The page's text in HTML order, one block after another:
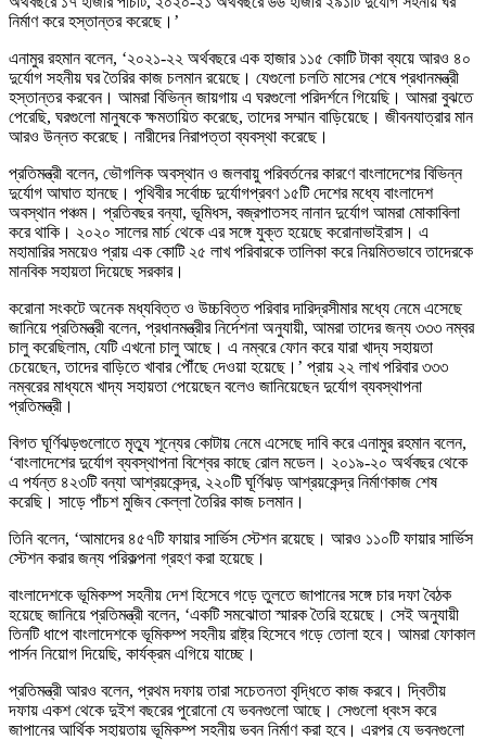
নির্মাণ করে হস্তান্তর করেছে।’
এনামুর রহমান বলেন, ‘২০২১-২২ অর্থবছরে এক হাজার ১১৫ কোটি টাকা ব্যয়ে আরও ৪০
দুর্যোগ সহনীয় ঘর তৈরির কাজ চলমান রয়েছে। যেগুলো চলতি মাসের শেষে প্রধানমন্ত্রী
হস্তান্তর করবেন। আমরা বিভিন্ন জায়গায় এ ঘরগুলো পরিদর্শনে গিয়েছি। আমরা বুঝতে
পেরেছি, ঘরগুলো মানুষকে ক্ষমতায়িত করেছে, তাদের সম্মান বাড়িয়েছে। জীবনযাত্রার মান
আরও উন্নত করেছে। নারীদের নিরাপত্তা ব্যবস্থা করেছে।
প্রতিমন্ত্রী বলেন, ভৌগলিক অবস্থান ও জলবায়ু পরিবর্তনের কারণে বাংলাদেশের বিভিন্ন
দুর্যোগ আঘাত হানছে। পৃথিবীর সর্বোচ্চ দুর্যোগপ্রবণ ১৫টি দেশের মধ্যে বাংলাদেশ
অবস্থান পঞ্চম। প্রতিবছর বন্যা, ভূমিধস, বজ্রপাতসহ নানান দুর্যোগ আমরা মোকাবিলা
করে থাকি। ২০২০ সালের মার্চ থেকে এর সঙ্গে যুক্ত হয়েছে করোনাভাইরাস। এ
মহামারির সময়েও প্রায় এক কোটি ২৫ লাখ পরিবারকে তালিকা করে নিয়মিতভাবে তাদেরকে
মানবিক সহায়তা দিয়েছে সরকার।
করোনা সংকটে অনেক মধ্যবিত্ত ও উচ্চবিত্ত পরিবার দারিদ্রসীমার মধ্যে নেমে এসেছে
জানিয়ে প্রতিমন্ত্রী বলেন, প্রধানমন্ত্রীর নির্দেশনা অনুযায়ী, আমরা তাদের জন্য ৩৩৩ নম্বর
চালু করেছিলাম, যেটি এখনো চালু আছে। এ নম্বরে ফোন করে যারা খাদ্য সহায়তা
চেয়েছেন, তাদের বাড়িতে খাবার পৌঁছে দেওয়া হয়েছে।’ প্রায় ২২ লাখ পরিবার ৩৩৩
নম্বরের মাধ্যমে খাদ্য সহায়তা পেয়েছেন বলেও জানিয়েছেন দুর্যোগ ব্যবস্থাপনা
প্রতিমন্ত্রী।
বিগত ঘূর্ণিঝড়গুলোতে মৃত্যু শূন্যের কোটায় নেমে এসেছে দাবি করে এনামুর রহমান বলেন,
‘বাংলাদেশের দুর্যোগ ব্যবস্থাপনা বিশ্বের কাছে রোল মডেল। ২০১৯-২০ অর্থবছর থেকে
এ পর্যন্ত ৪২৩টি বন্যা আশ্রয়কেন্দ্র, ২২০টি ঘূর্ণিঝড় আশ্রয়কেন্দ্র নির্মাণকাজ শেষ
করেছি। সাড়ে পাঁচশ মুজিব কেল্লা তৈরির কাজ চলমান।
তিনি বলেন, ‘আমাদের ৪৫৭টি ফায়ার সার্ভিস স্টেশন রয়েছে। আরও ১১০টি ফায়ার সার্ভিস
স্টেশন করার জন্য পরিকল্পনা গ্রহণ করা হয়েছে।
বাংলাদেশকে ভূমিকম্প সহনীয় দেশ হিসেবে গড়ে তুলতে জাপানের সঙ্গে চার দফা বৈঠক
হয়েছে জানিয়ে প্রতিমন্ত্রী বলেন, ‘একটি সমঝোতা স্মারক তৈরি হয়েছে। সেই অনুযায়ী
তিনটি ধাপে বাংলাদেশকে ভূমিকম্প সহনীয় রাষ্ট্র হিসেবে গড়ে তোলা হবে। আমরা ফোকাল
পার্সন নিয়োগ দিয়েছি, কার্যক্রম এগিয়ে যাচ্ছে।
প্রতিমন্ত্রী আরও বলেন, প্রথম দফায় তারা সচেতনতা বৃদ্ধিতে কাজ করবে। দ্বিতীয়
দফায় একশ থেকে দুইশ বছরের পুরোনো যে ভবনগুলো আছে। সেগুলো ধ্বংস করে
জাপানের আর্থিক সহায়তায় ভূমিকম্প সহনীয় ভবন নির্মাণ করা হবে। এরপর যে ভবনগুলো